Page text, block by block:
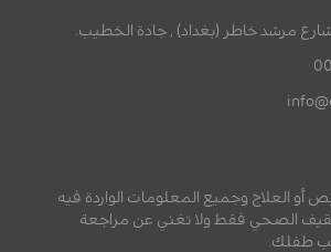
مرشد خاطر (بغداد) , جادة الخطيب.
أو العلاج وجميع المعلومات الواردة فيه
الصحي فقط ولا تغني عن مراجعة
طفلك.